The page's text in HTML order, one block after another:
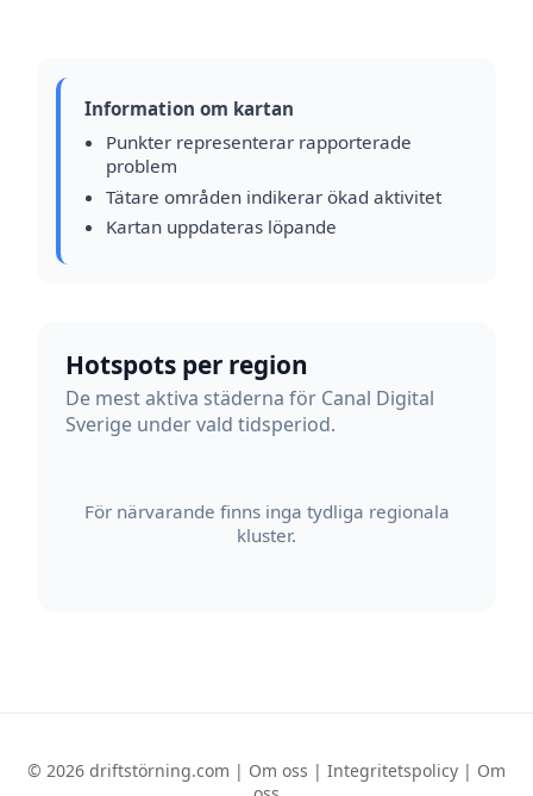
Information om kartan
Punkter representerar rapporterade
problem
Tätare områden indikerar ökad aktivitet
Kartan uppdateras löpande
Hotspots per region
De mest aktiva städerna för Canal Digital
Sverige under vald tidsperiod.
För närvarande finns inga tydliga regionala
kluster.
© 2026 driftstörning.com | Om oss | Integritetspolicy | Om